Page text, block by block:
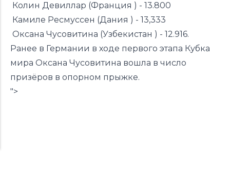
Колин Девиллар (Франция ) - 13.800
Камиле Ресмуссен (Дания ) - 13,333
Оксана Чусовитина (Узбекистан ) - 12.916.
Ранее в Германии в ходе первого этапа Кубка
мира Оксана Чусовитина вошла в число
призёров в опорном прыжке.
">